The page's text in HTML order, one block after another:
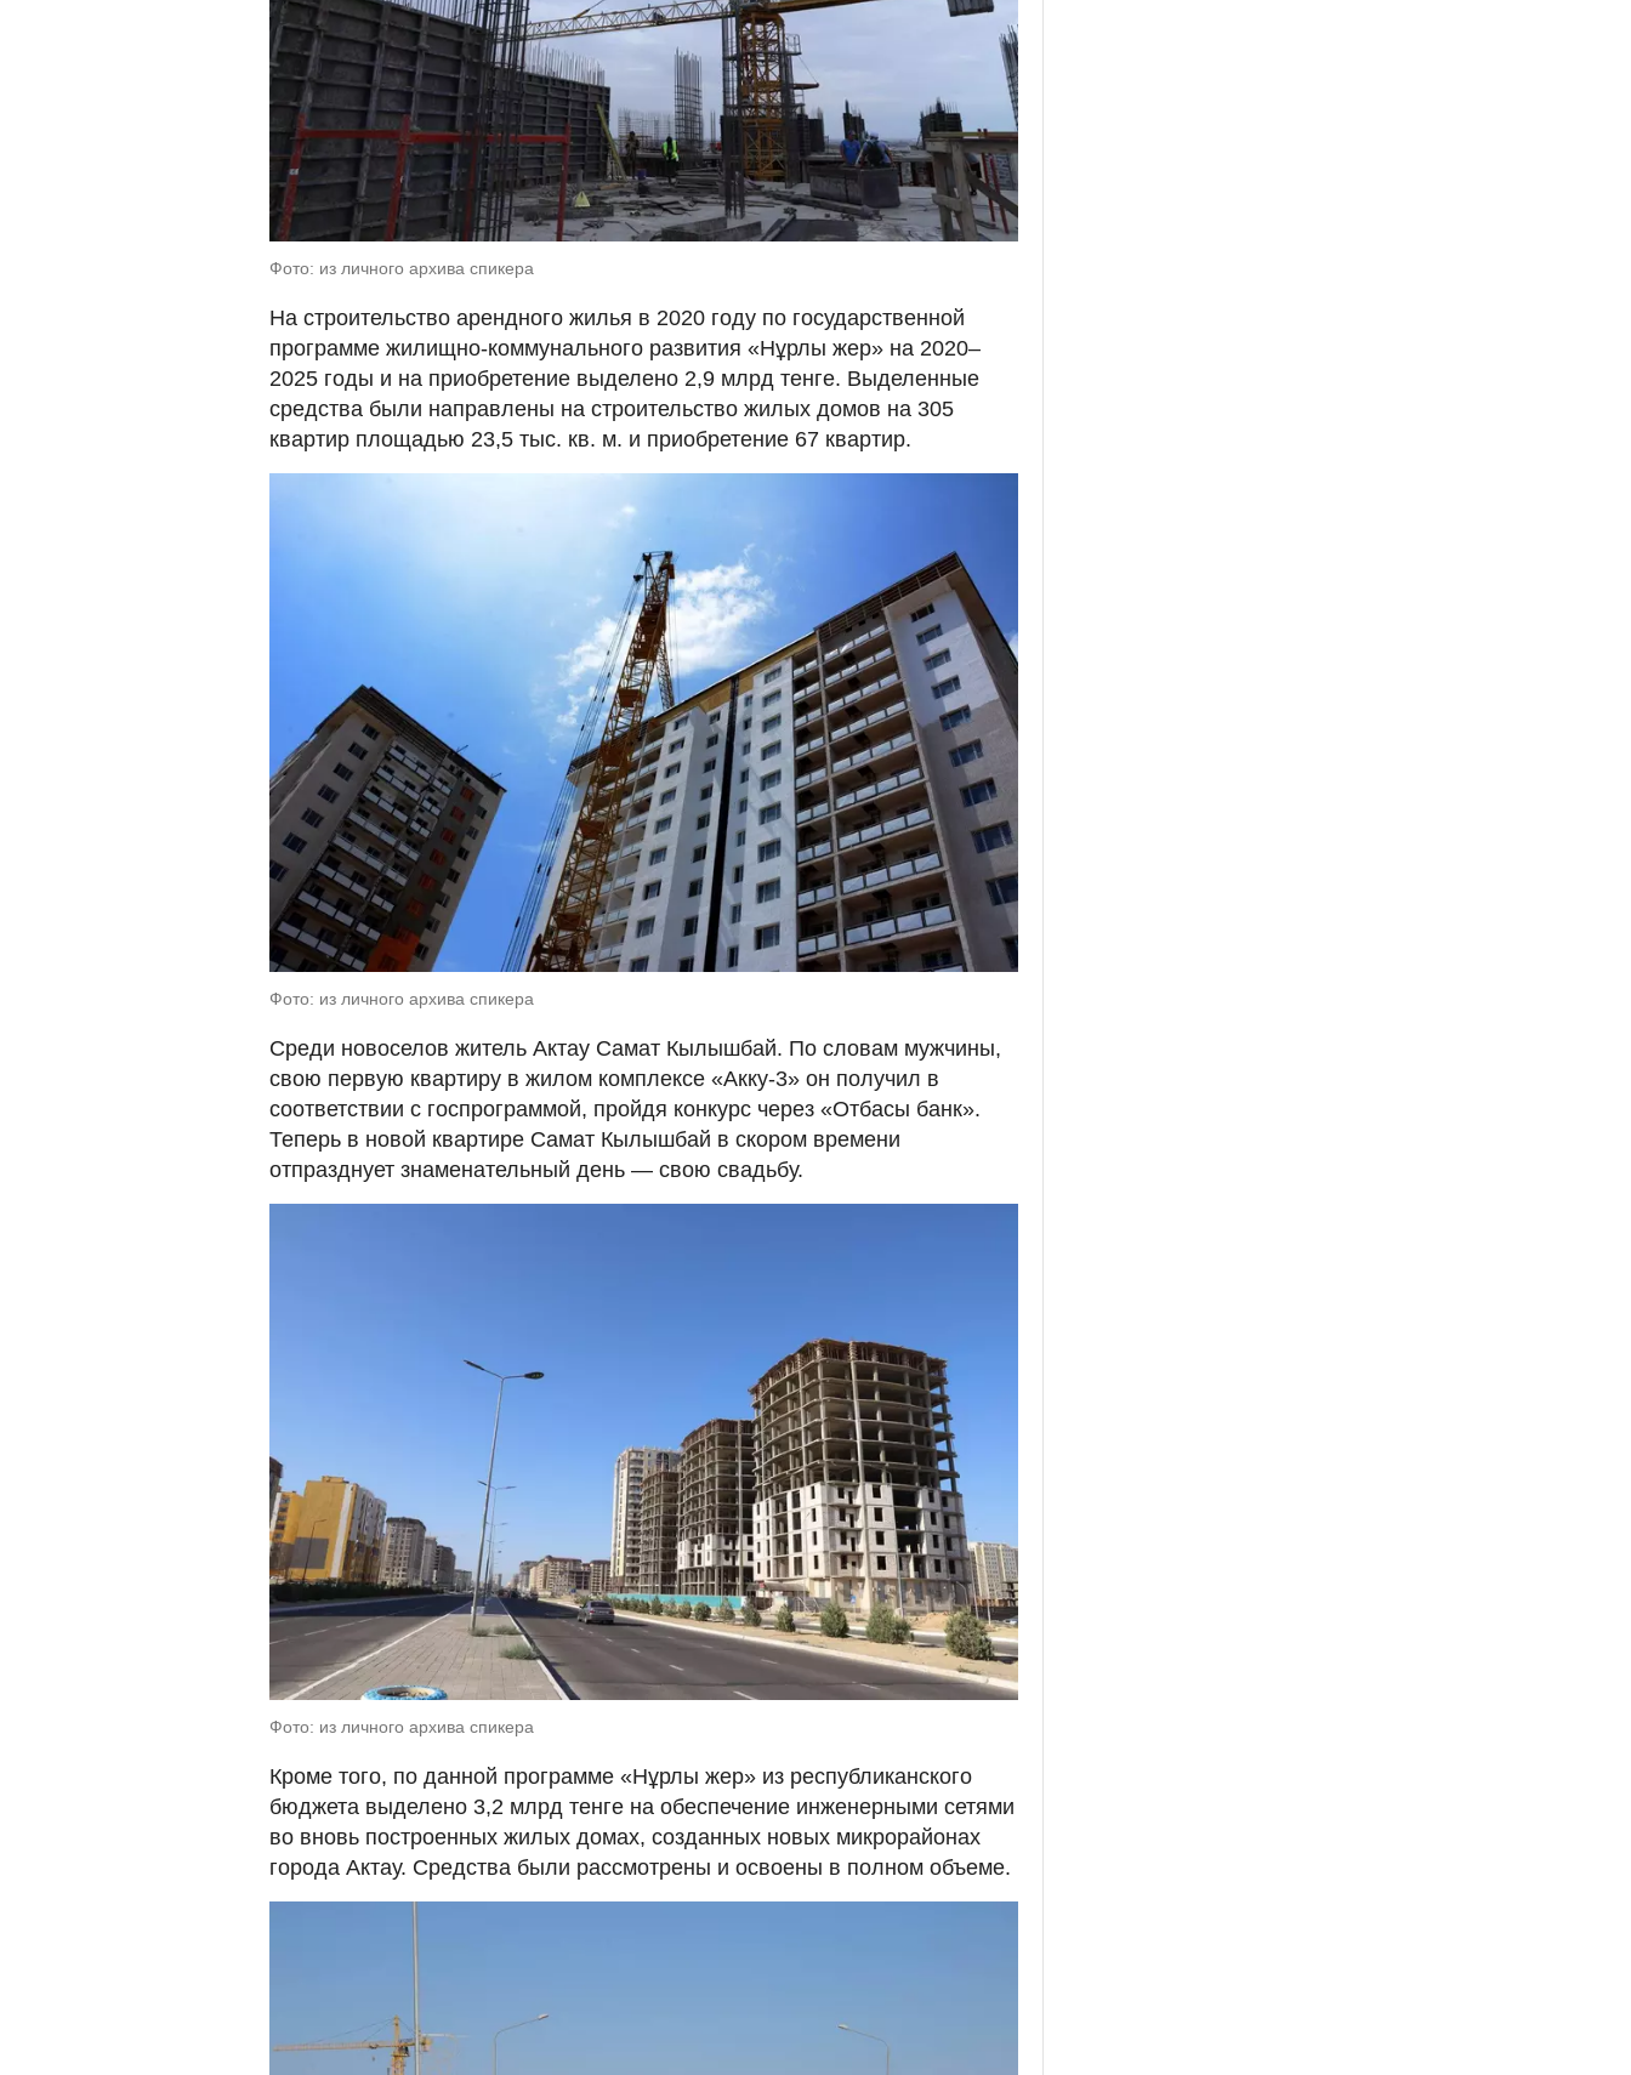
Фото: из личного архива спикера
На строительство арендного жилья в 2020 году по государственной
программе жилищно-коммунального развития «Нұрлы жер» на 2020–
2025 годы и на приобретение выделено 2,9 млрд тенге. Выделенные
средства были направлены на строительство жилых домов на 305
квартир площадью 23,5 тыс. кв. м. и приобретение 67 квартир.
Фото: из личного архива спикера
Среди новоселов житель Актау Самат Кылышбай. По словам мужчины,
свою первую квартиру в жилом комплексе «Акку-3» он получил в
соответствии с госпрограммой, пройдя конкурс через «Отбасы банк».
Теперь в новой квартире Самат Кылышбай в скором времени
отпразднует знаменательный день — свою свадьбу.
Фото: из личного архива спикера
Кроме того, по данной программе «Нұрлы жер» из республиканского
бюджета выделено 3,2 млрд тенге на обеспечение инженерными сетями
во вновь построенных жилых домах, созданных новых микрорайонах
города Актау. Средства были рассмотрены и освоены в полном объеме.